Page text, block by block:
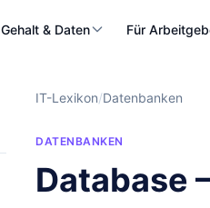
Gehalt & Daten Für
IT-Lexikon/Datenbanken
DATENBANKEN
Database